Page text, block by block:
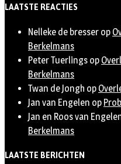
LAATSTE REACTIES
Nelleke de bresser op
Berkelmans
Peter Tuerlings op
Berkelmans
Twan de Jongh op
Jan van Engelen op
Jan en Roos van
Berkelmans
LAATSTE BERICHTEN